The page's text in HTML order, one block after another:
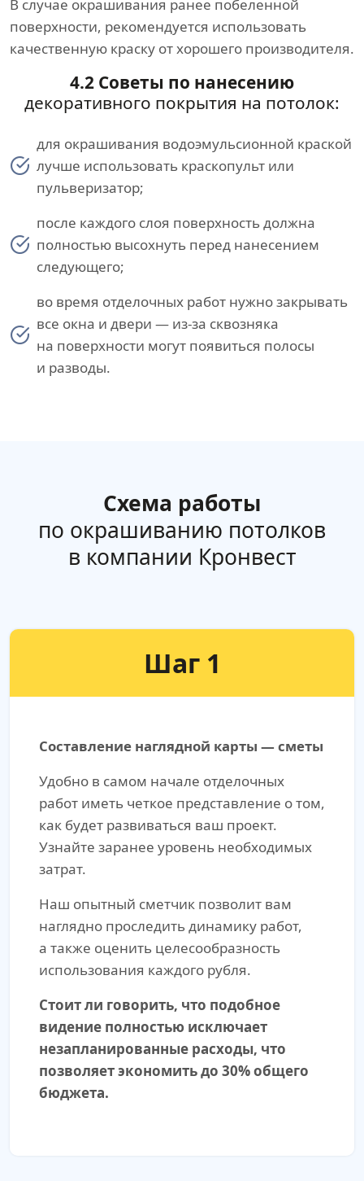
В случае окрашивания ранее побеленной
поверхности, рекомендуется использовать
качественную краску от хорошего производителя.
4.2 Советы по нанесению
декоративного покрытия на потолок:
для окрашивания водоэмульсионной краской
лучше использовать краскопульт или
пульверизатор;
после каждого слоя поверхность должна
полностью высохнуть перед нанесением
следующего;
во время отделочных работ нужно закрывать
все окна и двери — из-за сквозняка
на поверхности могут появиться полосы
и разводы.
Схема работы
по окрашиванию потолков
в компании Кронвест
Шаг 1
Составление наглядной карты — сметы
Удобно в самом начале отделочных
работ иметь четкое представление о том,
как будет развиваться ваш проект.
Узнайте заранее уровень необходимых
затрат.
Наш опытный сметчик позволит вам
наглядно проследить динамику работ,
а также оценить целесообразность
использования каждого рубля.
Стоит ли говорить, что подобное
видение полностью исключает
незапланированные расходы, что
позволяет экономить до 30% общего
бюджета.